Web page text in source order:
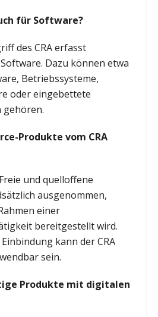
für Software?
des CRA erfasst
Dazu können etwa
Betriebssysteme,
oder eingebettete
gehören.
Produkte vom CRA
und quelloffene
ausgenommen,
einer
bereitgestellt wird.
kann der CRA
sein.
Produkte mit digitalen